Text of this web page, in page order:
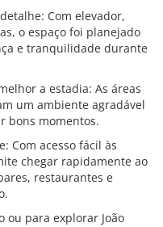
Com elevador,
o espaço foi planejado
e tranquilidade durante
a estadia: As áreas
um ambiente agradável
bons momentos.
Com acesso fácil às
chegar rapidamente ao
restaurantes e
ou para explorar João